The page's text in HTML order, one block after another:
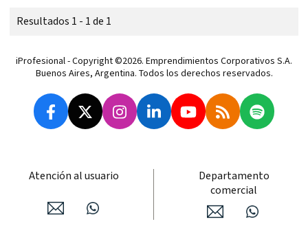
Resultados 1 - 1 de 1
iProfesional - Copyright ©2026. Emprendimientos Corporativos S.A.
Buenos Aires, Argentina. Todos los derechos reservados.
Atención al usuario
Departamento
comercial